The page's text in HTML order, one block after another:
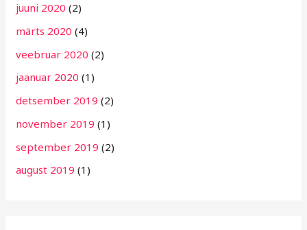
juuni 2020 (2)
märts 2020 (4)
veebruar 2020 (2)
jaanuar 2020 (1)
detsember 2019 (2)
november 2019 (1)
september 2019 (2)
august 2019 (1)